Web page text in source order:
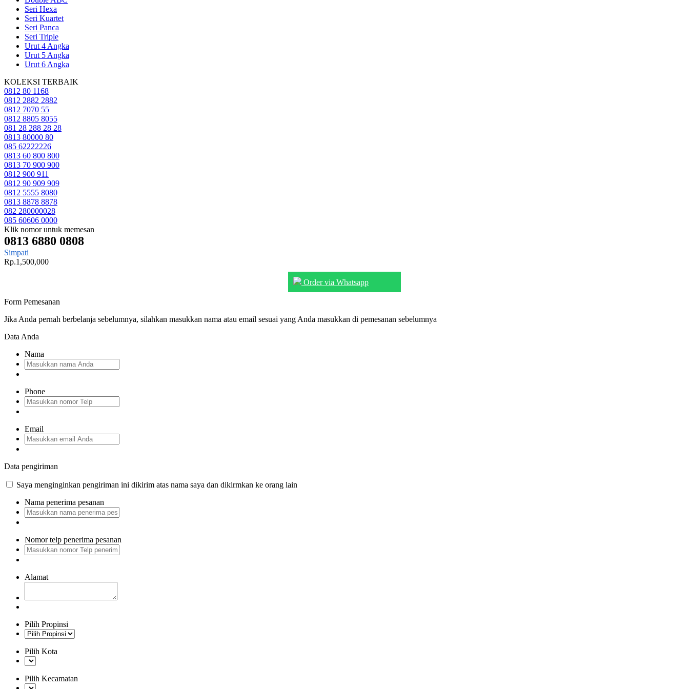
Seri Hexa
Seri Kuartet
Seri Panca
Seri Triple
Urut 4 Angka
Urut 5 Angka
Urut 6 Angka
KOLEKSI TERBAIK
0812 80 1168
0812 2882 2882
0812 7070 55
0812 8805 8055
081 28 288 28 28
0813 80000 80
085 62222226
0813 60 800 800
0813 70 900 900
0812 900 911
0812 90 909 909
0812 5555 8080
0813 8878 8878
082 280000028
085 60606 0000
Klik nomor untuk memesan
0813 6880 0808
Simpati
Rp.1,500,000
Order via Whatsapp
Form Pemesanan
Jika Anda pernah berbelanja sebelumnya, silahkan masukkan nama atau email sesuai yang Anda masukkan di pemesanan sebelumnya
Data Anda
Nama
Phone
Email
Data pengiriman
Saya menginginkan pengiriman ini dikirim atas nama saya dan dikirmkan ke orang lain
Nama penerima pesanan
Nomor telp penerima pesanan
Alamat
Pilih Propinsi
Pilih Kota
Pilih Kecamatan